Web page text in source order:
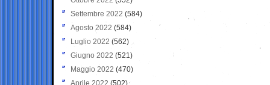
Settembre 2022 (584)
Agosto 2022 (584)
Luglio 2022 (562)
Giugno 2022 (521)
Maggio 2022 (470)
Aprile 2022 (502)